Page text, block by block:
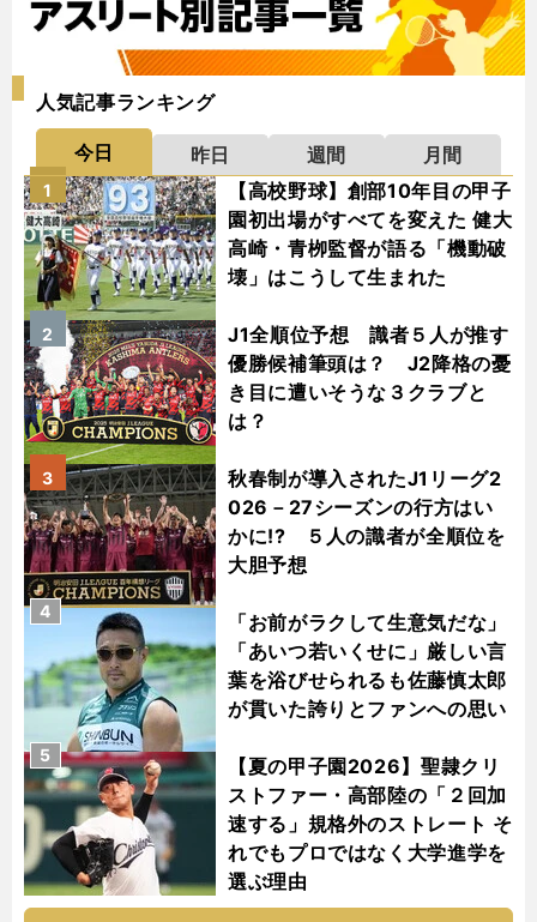
人気記事ランキング
今日 昨日 週間
月間
【高校野球】創部10年目の甲子
園初出場がすべてを変えた 健大
高崎・青栁監督が語る「機動破
壊」はこうして生まれた
1
J1全順位予想 識者５人が推す
優勝候補筆頭は？ J2降格の憂
き目に遭いそうな３クラブと
は？
2
秋春制が導入されたJ1リーグ2
026－27シーズンの行方はい
かに!? ５人の識者が全順位を
大胆予想
3
「お前がラクして生意気だな」
「あいつ若いくせに」厳しい言
葉を浴びせられるも佐藤慎太郎
が貫いた誇りとファンへの思い
4
【夏の甲子園2026】聖隷クリ
ストファー・高部陸の「２回加
速する」規格外のストレート そ
れでもプロではなく大学進学を
選ぶ理由
5